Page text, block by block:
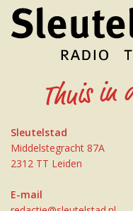
Sleutelstad
Middelstegracht 87A
2312 TT Leiden
E-mail